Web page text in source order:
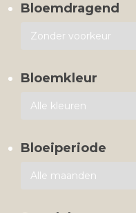
Bloemdragend
Bloemkleur
Bloeiperiode